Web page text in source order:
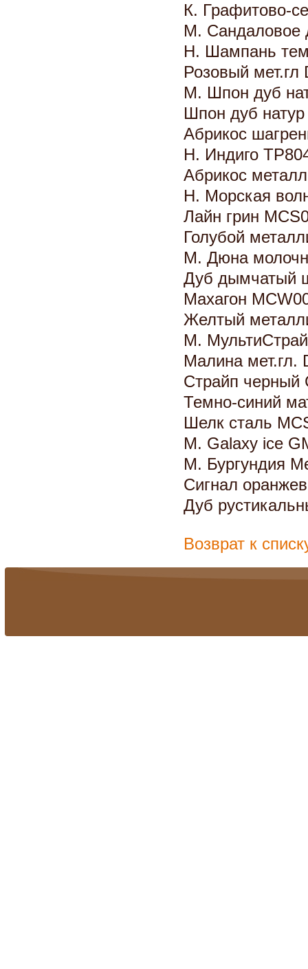
К. Графитово-
М. Сандаловое
Н. Шампань
Розовый мет.гл
М. Шпон дуб
Шпон дуб
Абрикос
Н. Индиго
Абрикос
Н. Морская
Лайн грин
Голубой
М. Дюна
Дуб дымчатый
Махагон
Желтый
М.
Малина мет.гл.
Страйп черный
Темно-синий
Шелк сталь
М. Galaxy ice
М. Бургундия
Сигнал
Дуб
Возврат к